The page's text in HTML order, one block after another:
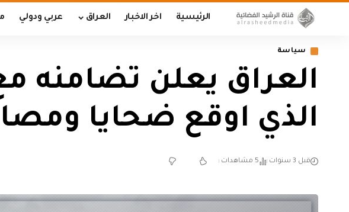
الرئيسية اخر الاخبار العراق عربي ودولي
سياسة
العراق يعلن تضامنه
الذي اوقع ضحايا
قبل 3 سنوات 5 مشاهدات